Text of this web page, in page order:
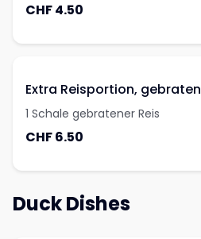
CHF 4.50
Extra Reisportion, gebraten
1 Schale gebratener Reis
CHF 6.50
Duck Dishes